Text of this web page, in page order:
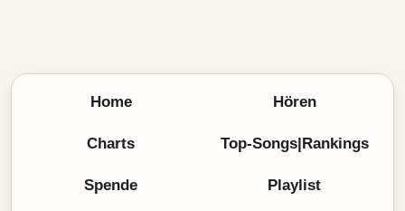
Home Hören
Charts Top-Songs|Rankings
Spende Playlist